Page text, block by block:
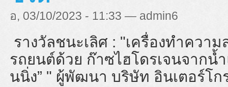
อ, 03/10/2023 - 11:33 — admin6
รางวัลชนะเลิศ : "เครื่องทำความ
รถยนต์ด้วย ก๊าซไฮโดรเจนจากน้
นนิ่ง” " ผู้พัฒนา บริษัท อินเตอร์โก